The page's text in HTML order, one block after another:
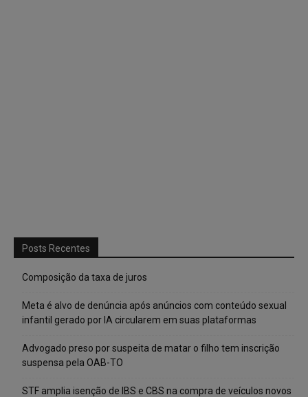
Posts Recentes
Composição da taxa de juros
Meta é alvo de denúncia após anúncios com conteúdo sexual
infantil gerado por IA circularem em suas plataformas
Advogado preso por suspeita de matar o filho tem inscrição
suspensa pela OAB-TO
STF amplia isenção de IBS e CBS na compra de veículos novos